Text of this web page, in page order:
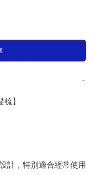
−
】
計，特別適合經常使用